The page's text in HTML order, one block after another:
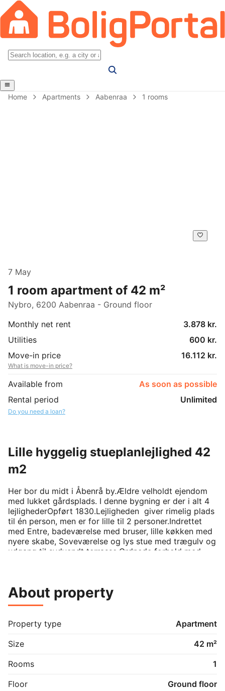
Home Apartments Aabenraa 1 rooms
7 May
1 room apartment of 42 m²
Nybro, 6200 Aabenraa - Ground floor
Monthly net rent
3.878 kr.
Utilities
600 kr.
Move-in price
16.112 kr.
What is move-in price?
Available from
As soon as possible
Rental period
Unlimited
Do you need a loan?
Lille hyggelig stueplanlejlighed 42
m2
Her bor du midt i Åbenrå by.Ældre velholdt ejendom
med lukket gårdsplads. I denne bygning er der i alt 4
lejlighederOpført 1830.Lejligheden  giver rimelig plads
til én person, men er for lille til 2 personer.Indrettet
med Entre, badeværelse med bruser, lille køkken med
nyere skabe, Soveværelse og lys stue med trægulv og
udgang til sydvendt terrasse.Ordnede forhold med
anvendes til ophold for mere som 3
personer.Depositum kr. 11.634Måndelig leje kr. 3.878,-
beboer.Varme kr
About property
Property type
Apartment
Size
42 m²
Rooms
1
Floor
Ground floor